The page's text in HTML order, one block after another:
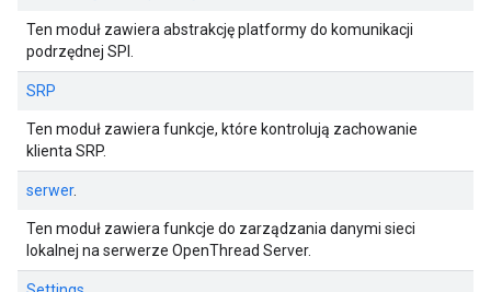
Ten moduł zawiera abstrakcję platformy do komunikacji
podrzędnej SPI.
SRP
Ten moduł zawiera funkcje, które kontrolują zachowanie
klienta SRP.
serwer.
Ten moduł zawiera funkcje do zarządzania danymi sieci
lokalnej na serwerze OpenThread Server.